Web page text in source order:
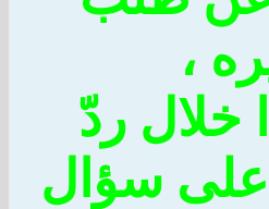
ردّ
سؤال